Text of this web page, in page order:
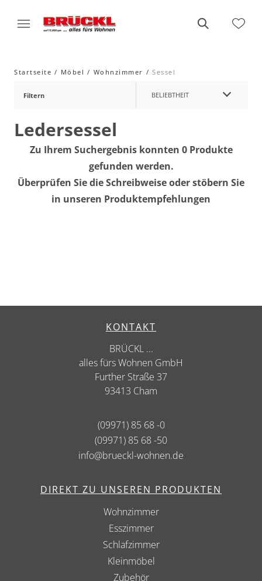
Startseite Möbel Wohnzimmer Sessel
Filtern BELIEBTHEIT
Ledersessel
Zu Ihrem Suchergebnis konnten 0 Produkte
gefunden werden.
Überprüfen Sie die Schreibweise oder stöbern Sie
in unseren Produktempfehlungen
KONTAKT
BRÜCKL ...
alles fürs Wohnen GmbH
Further Straße 37
93413 Cham
(09971) 85 68 -0
(09971) 85 68 -50
info@brueckl-wohnen.de
DIREKT ZU UNSEREN PRODUKTEN
Wohnzimmer
Esszimmer
Schlafzimmer
Kleinmöbel
Zubehör